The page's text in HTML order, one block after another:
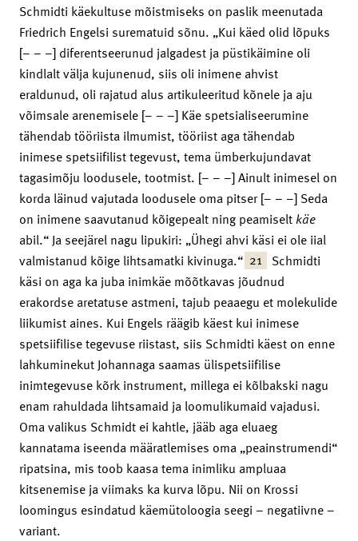
Schmidti käekultuse mõistmiseks on paslik meenutada
Friedrich Engelsi surematuid sõnu. „Kui käed olid lõpuks
[– – –] diferentseerunud jalgadest ja püstikäimine oli
kindlalt välja kujunenud, siis oli inimene ahvist
eraldunud, oli rajatud alus artikuleeritud kõnele ja aju
võimsale arenemisele [– – –] Käe spetsialiseerumine
tähendab tööriista ilmumist, tööriist aga tähendab
inimese spetsiifilist tegevust, tema ümberkujundavat
tagasimõju loodusele, tootmist. [– – –] Ainult inimesel on
korda läinud vajutada loodusele oma pitser [– – –] Seda
on inimene saavutanud kõigepealt ning peamiseltkäe
abil.“ Ja seejärel nagu lipukiri: „Ühegi ahvi käsi ei ole iial
valmistanud kõige lihtsamatki kivinuga.“ 21 Schmidti
käsi on aga ka juba inimkäe mõõtkavas jõudnud
erakordse aretatuse astmeni, tajub peaaegu et molekulide
liikumist aines. Kui Engels räägib käest kui inimese
spetsiifilise tegevuse riistast, siis Schmidti käest on enne
lahkuminekut Johannaga saamas ülispetsiifilise
inimtegevuse kõrk instrument, millega ei kõlbakski nagu
enam rahuldada lihtsamaid ja loomulikumaid vajadusi.
Oma valikus Schmidt ei kahtle, jääb aga eluaeg
kannatama iseenda määratlemises oma „peainstrumendi“
ripatsina, mis toob kaasa tema inimliku ampluaa
kitsenemise ja viimaks ka kurva lõpu. Nii on Krossi
loomingus esindatud käemütoloogia seegi – negatiivne –
variant.